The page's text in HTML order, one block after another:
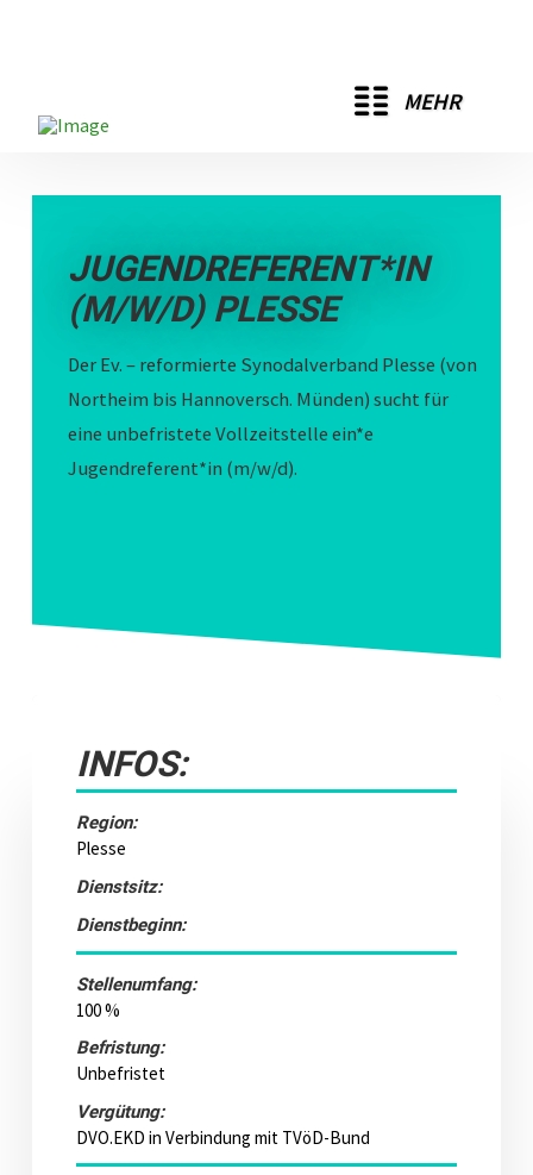
MEHR
JUGENDREFERENT*IN
(M/W/D) PLESSE
Der Ev. – reformierte Synodalverband Plesse (von
Northeim bis Hannoversch. Münden) sucht für
eine unbefristete Vollzeitstelle ein*e
Jugendreferent*in (m/w/d).
INFOS:
Region:
Plesse
Dienstsitz:
Dienstbeginn:
Stellenumfang:
100 %
Befristung:
Unbefristet
Vergütung:
DVO.EKD in Verbindung mit TVöD-Bund